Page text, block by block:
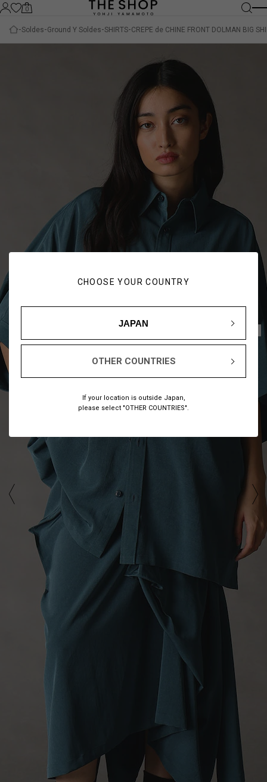
CHOOSE YOUR COUNTRY
JAPAN
OTHER COUNTRIES
If your location is outside Japan,
please select "OTHER COUNTRIES".
0
Soldes Ground Y Soldes SHIRTS CREPE de CHINE FRONT DOLMAN BIG